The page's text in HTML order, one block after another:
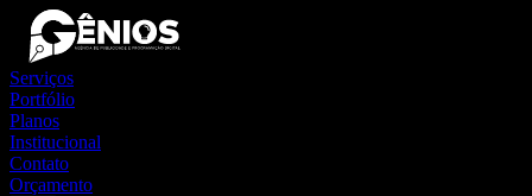
Serviços
Portfólio
Planos
Institucional
Contato
Orçamento